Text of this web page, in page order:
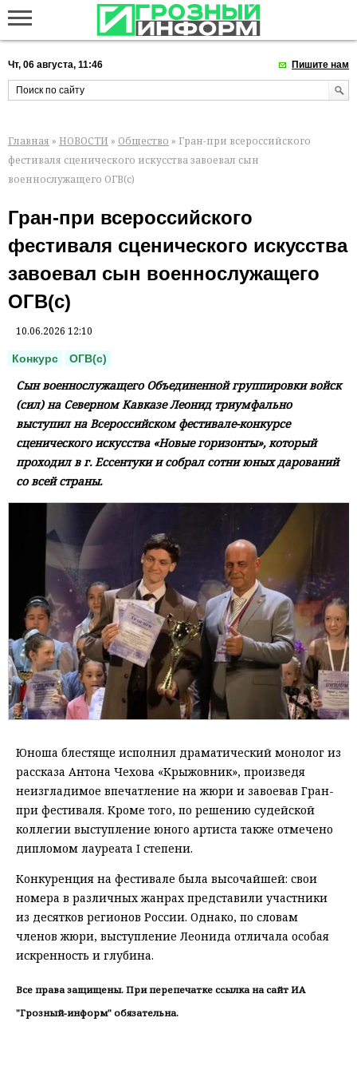
Чт, 06 августа, 11:46 Пишите нам
Главная » НОВОСТИ » Общество » Гран-при всероссийского
фестиваля сценического искусства завоевал сын
военнослужащего ОГВ(с)
Гран-при всероссийского
фестиваля сценического искусства
завоевал сын военнослужащего
ОГВ(с)
10.06.2026 12:10
Конкурс ОГВ(с)
Сын военнослужащего Объединенной группировки войск
(сил) на Северном Кавказе Леонид триумфально
выступил на Всероссийском фестивале-конкурсе
сценического искусства «Новые горизонты», который
проходил в г. Ессентуки и собрал сотни юных дарований
со всей страны.
Юноша блестяще исполнил драматический монолог из
рассказа Антона Чехова «Крыжовник», произведя
неизгладимое впечатление на жюри и завоевав Гран-
при фестиваля. Кроме того, по решению судейской
коллегии выступление юного артиста также отмечено
дипломом лауреата I степени.
Конкуренция на фестивале была высочайшей: свои
номера в различных жанрах представили участники
из десятков регионов России. Однако, по словам
членов жюри, выступление Леонида отличала особая
искренность и глубина.
Все права защищены. При перепечатке ссылка на сайт ИА
"Грозный-информ" обязательна.